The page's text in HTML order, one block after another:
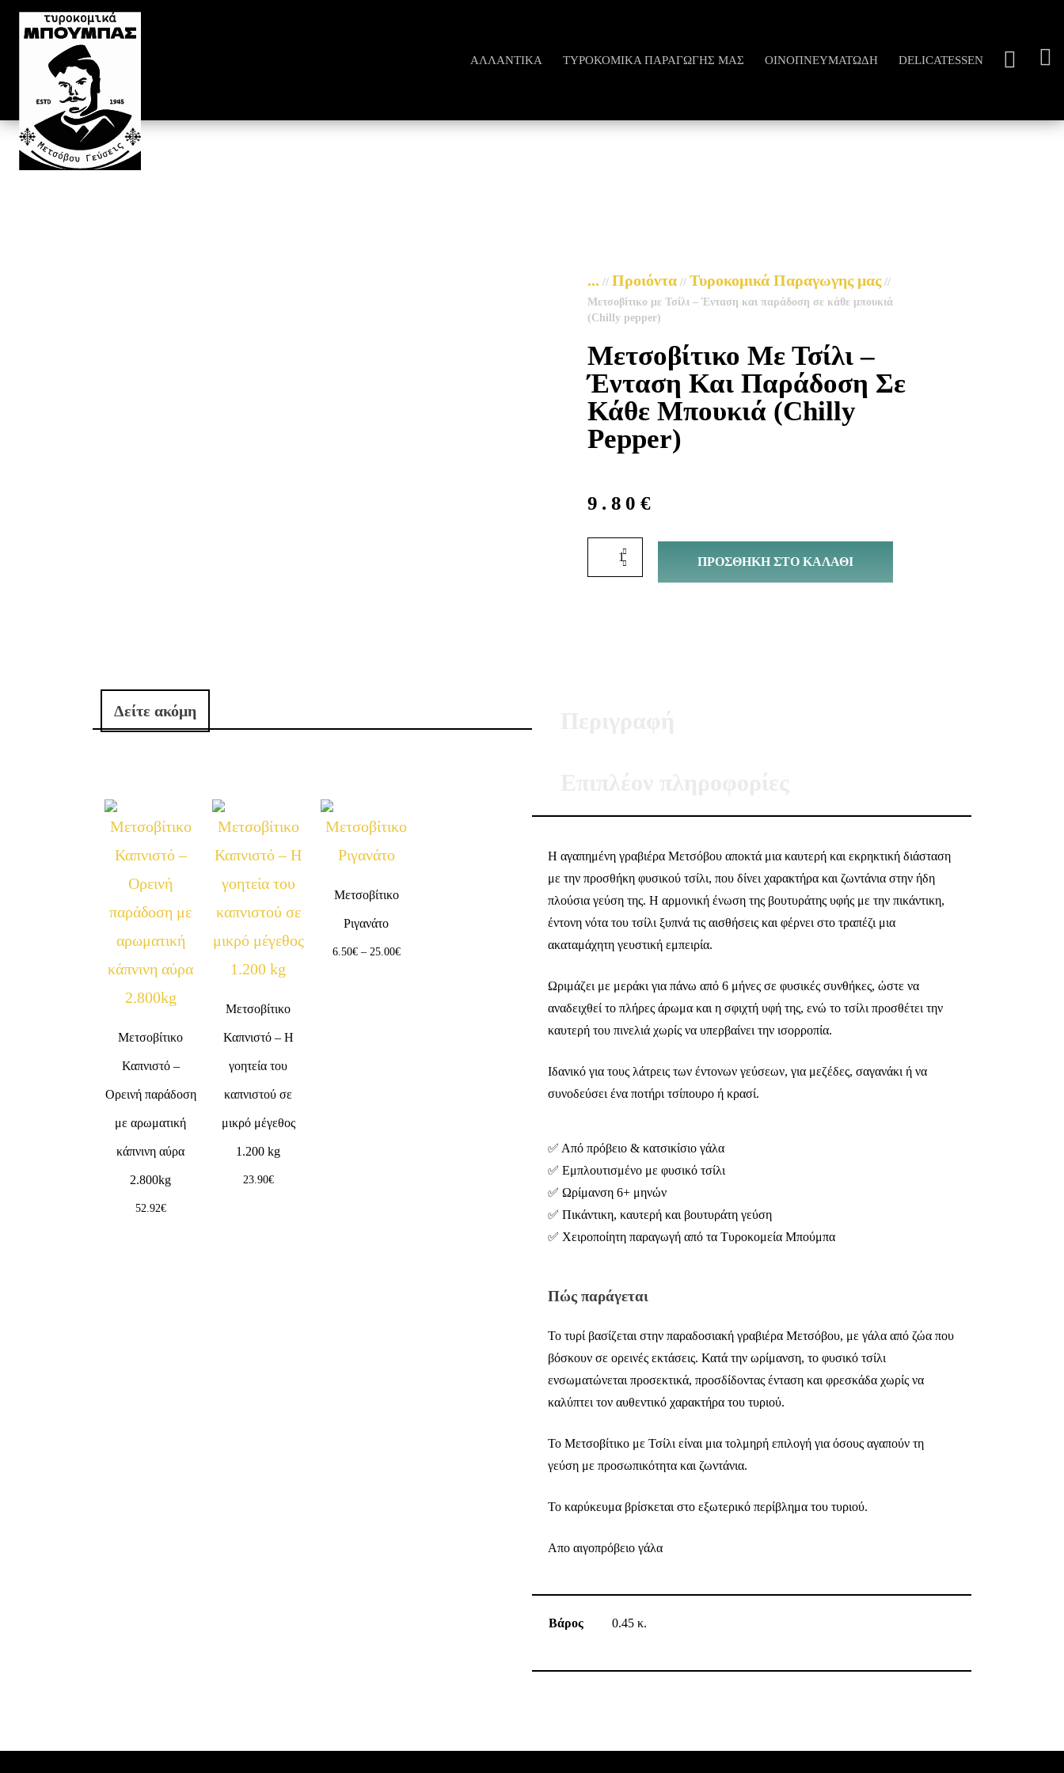
ΑΛΛΑΝΤΙΚΆ ΤΥΡΟΚΟΜΙΚΆ ΠΑΡΑΓΩΓΗΣ ΜΑΣ ΟΙΝΟΠΝΕΥΜΑΤΏΔΗ DELICATESSEN
... // Προιόντα // Τυροκομικά Παραγωγης μας//
Μετσοβίτικο με Τσίλι – Ένταση και παράδοση σε κάθε μπουκιά
(Chilly pepper)
Μετσοβίτικο Με Τσίλι –
Ένταση Και Παράδοση Σε
Κάθε Μπουκιά (Chilly
Pepper)
9.80 €
ΠΡΟΣΘΉΚΗ ΣΤΟ ΚΑΛΆΘΙ
Δείτε ακόμη
Μετσοβίτικο
Καπνιστό –
Ορεινή παράδοση
με αρωματική
κάπνινη αύρα
2.800kg
52.92€
Μετσοβίτικο
Καπνιστό – Η
γοητεία του
καπνιστού σε
μικρό μέγεθος
1.200 kg
23.90€
Μετσοβίτικο
Ριγανάτο
6.50€– 25.00€
Η αγαπημένη γραβιέρα Μετσόβου αποκτά μια καυτερή και εκρηκτική διάσταση
με την προσθήκη φυσικού τσίλι, που δίνει χαρακτήρα και ζωντάνια στην ήδη
πλούσια γεύση της. Η αρμονική ένωση της βουτυράτης υφής με την πικάντικη,
έντονη νότα του τσίλι ξυπνά τις αισθήσεις και φέρνει στο τραπέζι μια
ακαταμάχητη γευστική εμπειρία.
Ωριμάζει με μεράκι για πάνω από 6 μήνες σε φυσικές συνθήκες, ώστε να
αναδειχθεί το πλήρες άρωμα και η σφιχτή υφή της, ενώ το τσίλι προσθέτει την
καυτερή του πινελιά χωρίς να υπερβαίνει την ισορροπία.
Ιδανικό για τους λάτρεις των έντονων γεύσεων, για μεζέδες, σαγανάκι ή να
συνοδεύσει ένα ποτήρι τσίπουρο ή κρασί.
✅ Από πρόβειο & κατσικίσιο γάλα
✅ Εμπλουτισμένο με φυσικό τσίλι
✅ Ωρίμανση 6+ μηνών
✅ Πικάντικη, καυτερή και βουτυράτη γεύση
✅ Χειροποίητη παραγωγή από τα Τυροκομεία Μπούμπα
Πώς παράγεται
Το τυρί βασίζεται στην παραδοσιακή γραβιέρα Μετσόβου, με γάλα από ζώα που
βόσκουν σε ορεινές εκτάσεις. Κατά την ωρίμανση, το φυσικό τσίλι
ενσωματώνεται προσεκτικά, προσδίδοντας ένταση και φρεσκάδα χωρίς να
καλύπτει τον αυθεντικό χαρακτήρα του τυριού.
Το Μετσοβίτικο με Τσίλι είναι μια τολμηρή επιλογή για όσους αγαπούν τη
γεύση με προσωπικότητα και ζωντάνια.
Το καρύκευμα βρίσκεται στο εξωτερικό περίβλημα του τυριού.
Απο αιγοπρόβειο γάλα
Βάρος 0.45 κ.